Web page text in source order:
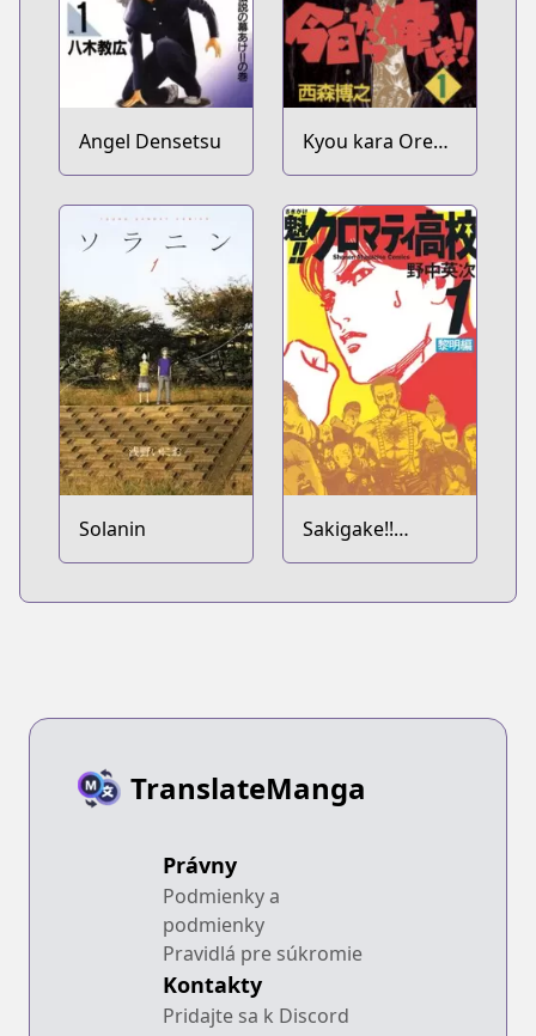
Angel Densetsu
Kyou kara Ore
wa!!
Solanin
Sakigake!!
Cromartie
TranslateManga
Právny
Podmienky a
podmienky
Pravidlá pre súkromie
Kontakty
Pridajte sa k Discord